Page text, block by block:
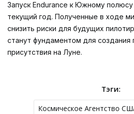
Запуск Endurance к Южному
текущий год. Полученные в ходе
снизить риски для будущих
станут фундаментом для создания
присутствия на Луне.
Тэги:
Космическое Агентство